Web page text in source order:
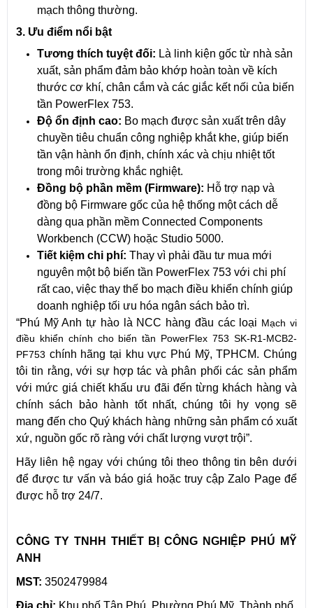
mạch thông thường.
3. Ưu điểm nổi bật
Tương thích tuyệt đối: Là linh kiện gốc từ nhà sản
xuất, sản phẩm đảm bảo khớp hoàn toàn về kích
thước cơ khí, chân cắm và các giắc kết nối của biến
tần PowerFlex 753.
Độ ổn định cao: Bo mạch được sản xuất trên dây
chuyền tiêu chuẩn công nghiệp khắt khe, giúp biến
tần vận hành ổn định, chính xác và chịu nhiệt tốt
trong môi trường khắc nghiệt.
Đồng bộ phần mềm (Firmware): Hỗ trợ nạp và
đồng bộ Firmware gốc của hệ thống một cách dễ
dàng qua phần mềm Connected Components
Workbench (CCW) hoặc Studio 5000.
Tiết kiệm chi phí: Thay vì phải đầu tư mua mới
nguyên một bộ biến tần PowerFlex 753 với chi phí
rất cao, việc thay thế bo mạch điều khiển chính giúp
doanh nghiệp tối ưu hóa ngân sách bảo trì.
“Phú Mỹ Anh tự hào là NCC hàng đầu các loại Mạch vi
điều khiển chính cho biến tần PowerFlex 753 SK-R1-MCB2-
PF753 chính hãng tại khu vực Phú Mỹ, TPHCM. Chúng
tôi tin rằng, với sự hợp tác và phân phối các sản phẩm
với mức giá chiết khấu ưu đãi đến từng khách hàng và
chính sách bảo hành tốt nhất, chúng tôi hy vọng sẽ
mang đến cho Quý khách hàng những sản phẩm có xuất
xứ, nguồn gốc rõ ràng với chất lượng vượt trội”.
Hãy liên hệ ngay với chúng tôi theo thông tin bên dưới
để được tư vấn và báo giá hoặc truy cập Zalo Page để
được hỗ trợ 24/7.
CÔNG TY TNHH THIẾT BỊ CÔNG NGHIỆP PHÚ MỸ
ANH
MST: 3502479984
Địa chỉ: Khu phố Tân Phú, Phường Phú Mỹ, Thành phố